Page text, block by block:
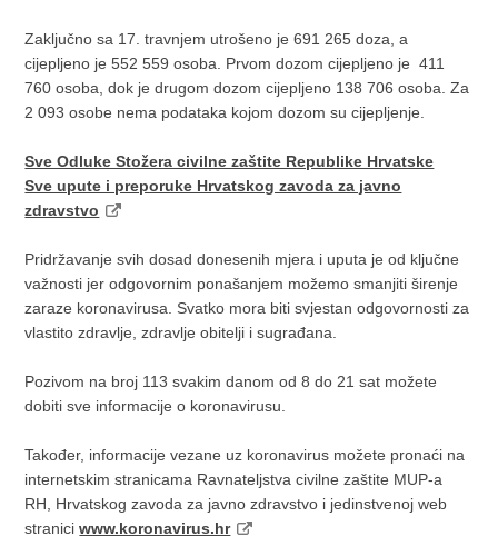
Zaključno sa 17. travnjem utrošeno je 691 265 doza, a
cijepljeno je 552 559 osoba. Prvom dozom cijepljeno je 411
760 osoba, dok je drugom dozom cijepljeno 138 706 osoba. Za
2 093 osobe nema podataka kojom dozom su cijepljenje.
Sve Odluke Stožera civilne zaštite Republike Hrvatske
Sve upute i preporuke Hrvatskog zavoda za javno
zdravstvo
Pridržavanje svih dosad donesenih mjera i uputa je od ključne
važnosti jer odgovornim ponašanjem možemo smanjiti širenje
zaraze koronavirusa. Svatko mora biti svjestan odgovornosti za
vlastito zdravlje, zdravlje obitelji i sugrađana.
Pozivom na broj 113 svakim danom od 8 do 21 sat možete
dobiti sve informacije o koronavirusu.
Također, informacije vezane uz koronavirus možete pronaći na
internetskim stranicama Ravnateljstva civilne zaštite MUP-a
RH, Hrvatskog zavoda za javno zdravstvo i jedinstvenoj web
stranici www.koronavirus.hr